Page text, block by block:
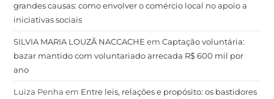
grandes causas: como envolver o comércio local no apoio a
iniciativas sociais
SILVIA MARIA LOUZÃ NACCACHE emCaptação voluntária:
bazar mantido com voluntariado arrecada R$ 600 mil por
ano
Luiza Penha em Entre leis, relações e propósito: os bastidores